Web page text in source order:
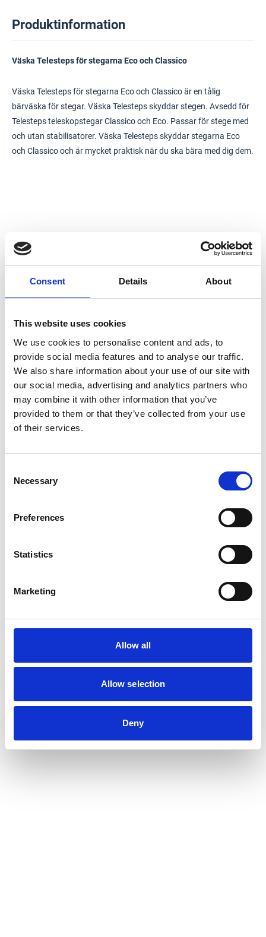
Consent Details About
This website uses cookies
We use cookies to personalise content and ads, to
provide social media features and to analyse our traffic.
We also share information about your use of our site with
our social media, advertising and analytics partners who
may combine it with other information that you’ve
provided to them or that they’ve collected from your use
of their services.
Selection
Necessary
Preferences
Statistics
Marketing
Allow all
Allow selection
Deny
Produktinformation
Väska Telesteps för stegarna Eco och Classico
Väska Telesteps för stegarna Eco och Classico är en tålig
bärväska för stegar. Väska Telesteps skyddar stegen. Avsedd för
Telesteps teleskopstegar Classico och Eco. Passar för stege med
och utan stabilisatorer. Väska Telesteps skyddar stegarna Eco
och Classico och är mycket praktisk när du ska bära med dig dem.